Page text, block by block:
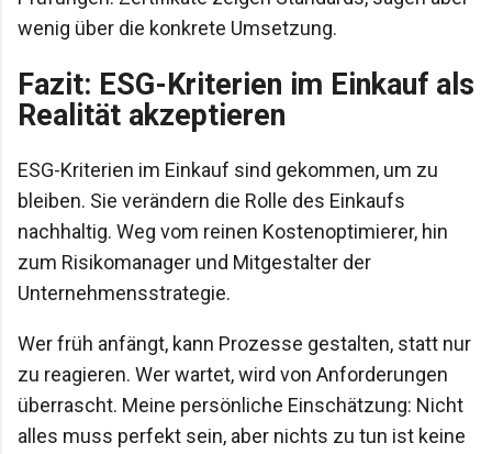
wenig über die konkrete Umsetzung.
Fazit: ESG-Kriterien im Einkauf als
Realität akzeptieren
ESG-Kriterien im Einkauf sind gekommen, um zu
bleiben. Sie verändern die Rolle des Einkaufs
nachhaltig. Weg vom reinen Kostenoptimierer, hin
zum Risikomanager und Mitgestalter der
Unternehmensstrategie.
Wer früh anfängt, kann Prozesse gestalten, statt nur
zu reagieren. Wer wartet, wird von Anforderungen
überrascht. Meine persönliche Einschätzung: Nicht
alles muss perfekt sein, aber nichts zu tun ist keine